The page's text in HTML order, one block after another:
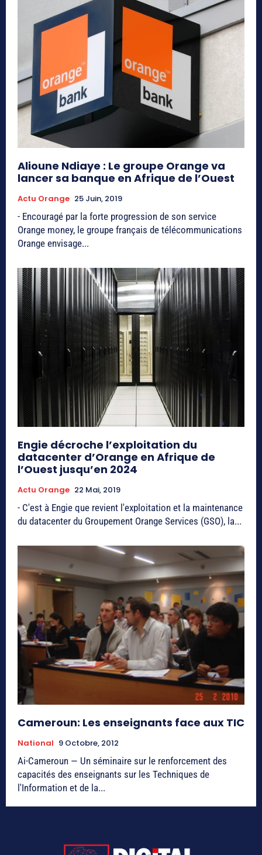
Alioune Ndiaye : Le groupe Orange va
lancer sa banque en Afrique de l’Ouest
Actu Orange 25 Juin, 2019
- Encouragé par la forte progression de son service
Orange money, le groupe français de télécommunications
Orange envisage...
Engie décroche l’exploitation du
datacenter d’Orange en Afrique de
l’Ouest jusqu’en 2024
Actu Orange 22 Mai, 2019
- C'est à Engie que revient l'exploitation et la maintenance
du datacenter du Groupement Orange Services (GSO), la...
Cameroun: Les enseignants face aux TIC
National 9 Octobre, 2012
Ai-Cameroun — Un séminaire sur le renforcement des
capacités des enseignants sur les Techniques de
l'Information et de la...